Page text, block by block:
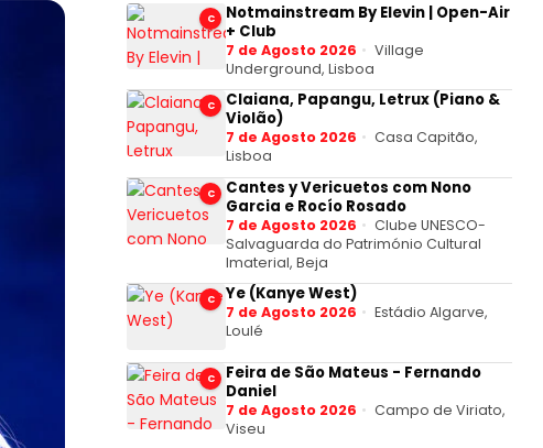
C
Notmainstream By Elevin | Open-Air
+ Club
7 de Agosto 2026
Village
Underground, Lisboa
C
Claiana, Papangu, Letrux (Piano &
Violão)
7 de Agosto 2026
Casa Capitão,
Lisboa
C
Cantes y Vericuetos com Nono
Garcia e Rocío Rosado
7 de Agosto 2026
Clube UNESCO-
Salvaguarda do Património Cultural
Imaterial, Beja
C Ye (Kanye West)
7 de Agosto 2026
Estádio Algarve,
Loulé
C
Feira de São Mateus - Fernando
Daniel
7 de Agosto 2026
Campo de Viriato,
Viseu